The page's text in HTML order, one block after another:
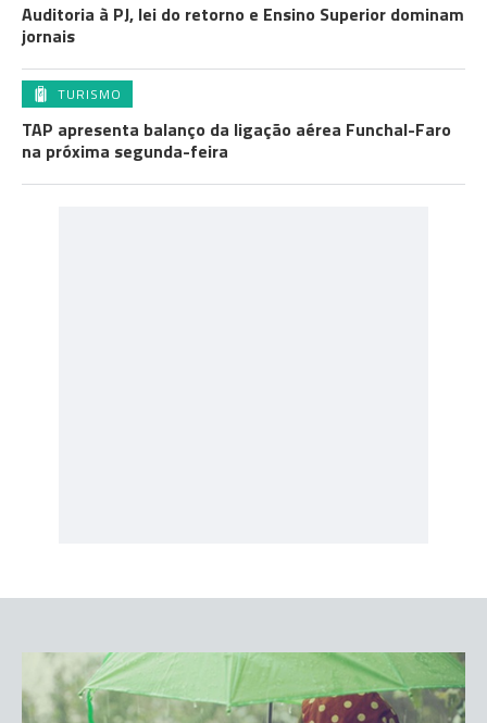
Auditoria à PJ, lei do retorno e Ensino Superior dominam
jornais
TURISMO
TAP apresenta balanço da ligação aérea Funchal-Faro
na próxima segunda-feira